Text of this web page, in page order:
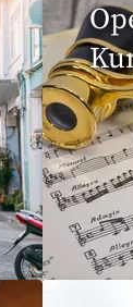
53